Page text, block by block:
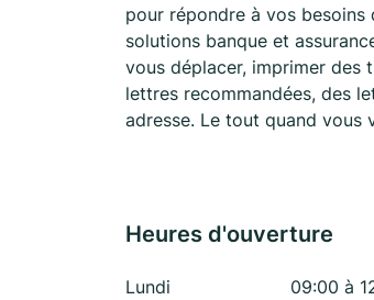
pour répondre à vos
solutions banque et
vous déplacer, imprimer des
lettres recommandées, des
adresse. Le tout quand vous
Heures d'ouverture
Lundi
09:00 à